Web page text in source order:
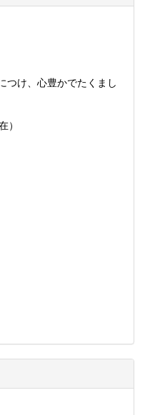
つけ、心豊かでたくまし
）